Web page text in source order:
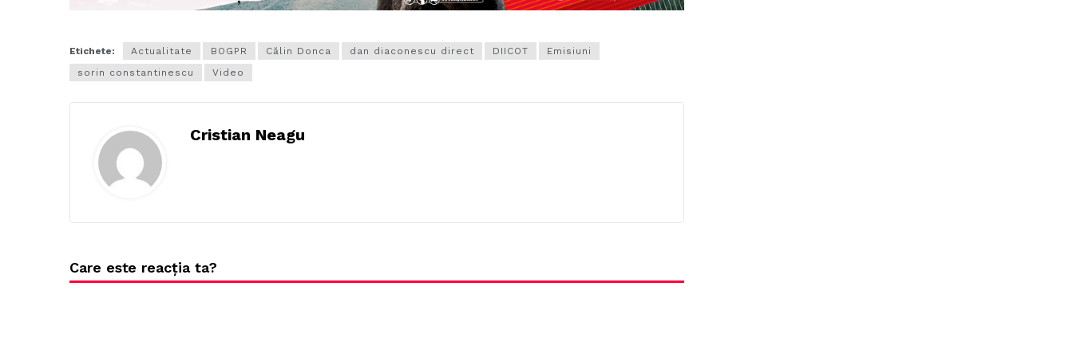
Etichete: Actualitate BOGPR Călin Donca dan diaconescu direct DIICOT
Emisiuni
sorin constantinescu
Video
Cristian Neagu
Care este reacția ta?